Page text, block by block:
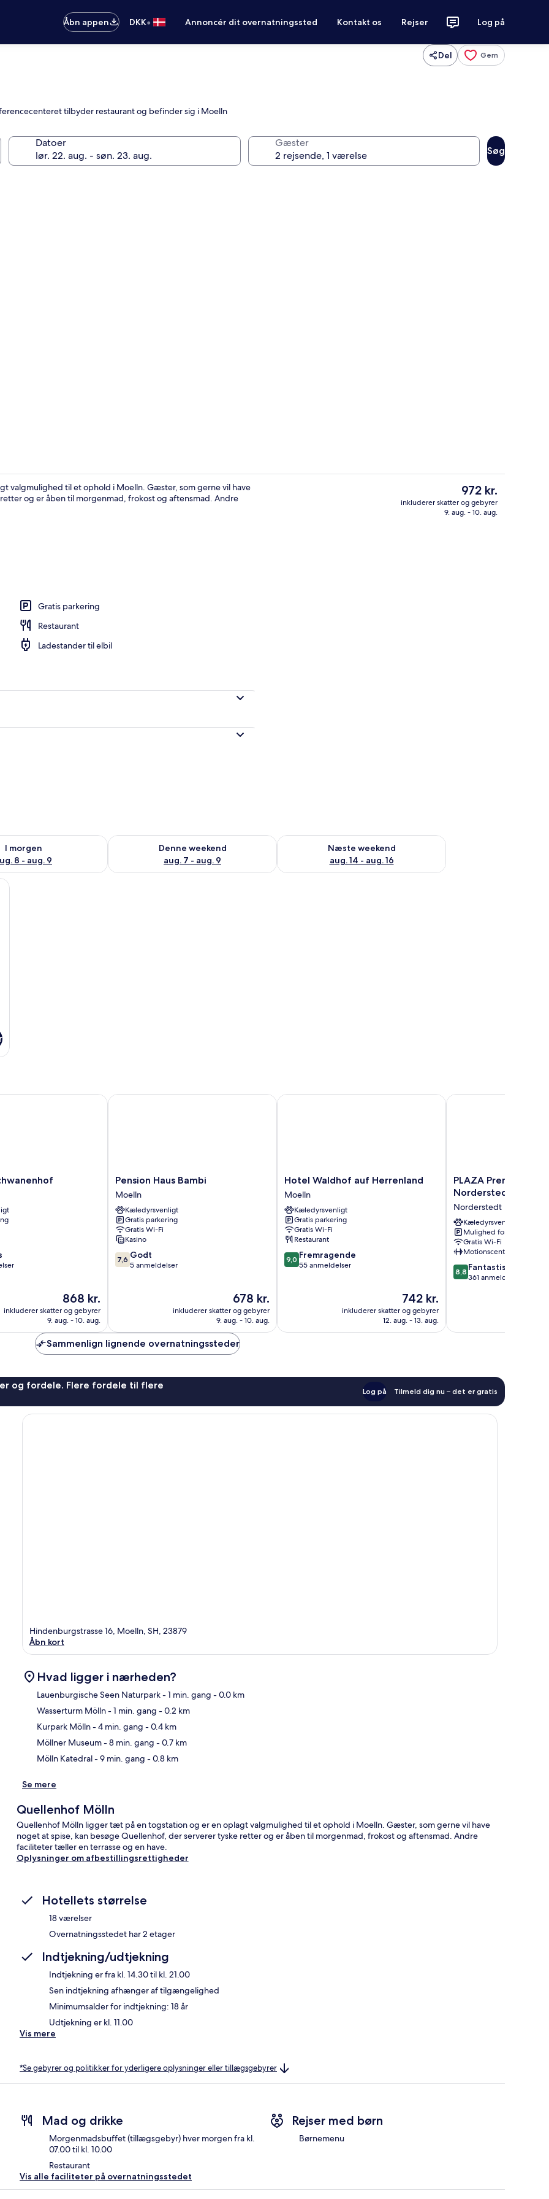
Åbn appen
DKK• Annoncér dit overnatningssted Kontakt os Rejser Log på
Del Gem
tilbyder restaurant og befinder sig i Moelln
Datoer Gæster
Søg
Standardværelse med dobbeltseng
valgmulighed til et ophold i Moelln. Gæster, som gerne vil have
og er åben til morgenmad, frokost og aftensmad. Andre
Gratis parkering
Restaurant
Ladestander til elbil
Den
nuværende
pris
972 kr.
inkluderer skatter og gebyrer
9. aug. - 10. aug.
I morgen
8 - aug. 9
for i morgen aug. 8 - aug. 9
Denne weekend
aug. 7 - aug. 9
Tjek tilgængelighed for denne weekend aug. 7 - aug. 9
Næste weekend
aug. 14 - aug. 16
Tjek tilgængelighed for næste weekend aug. 14 - aug. 16
eller 2 enkeltsenge - 2 enkeltsenge | Skrivebord, arbejdsområde til bærbare computere, mørklægningsgardiner
Prisen
er
868 kr.
868 kr.
inkluderer skatter og gebyrer
9. aug. - 10. aug.
Pension
Haus
Bambi
Moelln
Pension Haus Bambi
Moelln
Kæledyrsvenligt
Gratis parkering
Gratis Wi-Fi
Kasino
7.6
ud
7,6 Godt
5 anmeldelser
Prisen
er
678 kr.
678 kr.
inkluderer skatter og gebyrer
9. aug. - 10. aug.
Pension Haus Bambi
Hotel
Waldhof
auf
Herrenland
Moelln
Hotel Waldhof auf Herrenland
Moelln
Kæledyrsvenligt
Gratis parkering
Gratis Wi-Fi
Restaurant
9.0
ud
9,0 Fremragende
55 anmeldelser
Prisen
er
742 kr.
742 kr.
inkluderer skatter og gebyrer
12. aug. - 13. aug.
Hotel Waldhof auf Herrenland
PLAZA
Premium
Norderstedt
Norderstedt
PLAZA Premium
Norderstedt
Norderstedt
Kæledyrsvenligt
Mulighed for parkering
Gratis Wi-Fi
Motionscenter
8.8
ud
anmeldelser
8,8 Fantastisk
361 anmeldelser
PLAZA Premium
Sammenlign lignende overnatningssteder
og fordele. Flere fordele til flere
Log på Tilmeld dig nu – det er gratis
Hindenburgstrasse 16, Moelln, SH, 23879
Åbn kort
Hvad ligger i nærheden?
Lauenburgische Seen Naturpark- 1 min. gang - 0.0 km
Wasserturm Mölln- 1 min. gang - 0.2 km
Kurpark Mölln- 4 min. gang - 0.4 km
Möllner Museum- 8 min. gang - 0.7 km
Mölln Katedral- 9 min. gang - 0.8 km
Se mere
Quellenhof Mölln
Quellenhof Mölln ligger tæt på en togstation og er en oplagt valgmulighed til et ophold i Moelln. Gæster, som gerne vil have
noget at spise, kan besøge Quellenhof, der serverer tyske retter og er åben til morgenmad, frokost og aftensmad. Andre
faciliteter tæller en terrasse og en have.
Oplysninger om afbestillingsrettigheder
Hotellets størrelse
18 værelser
Overnatningsstedet har 2 etager
Indtjekning/udtjekning
Indtjekning er fra kl. 14.30 til kl. 21.00
Sen indtjekning afhænger af tilgængelighed
Minimumsalder for indtjekning: 18 år
Udtjekning er kl. 11.00
Vis mere
*Se gebyrer og politikker for yderligere oplysninger eller tillægsgebyrer
Mad og drikke
Morgenmadsbuffet (tillægsgebyr) hver morgen fra kl.
07.00 til kl. 10.00
Restaurant
Rejser med børn
Børnemenu
Vis alle faciliteter på overnatningsstedet